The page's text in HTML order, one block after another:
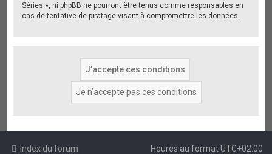
Séries », ni phpBB ne pourront être tenus comme responsables en
cas de tentative de piratage visant à compromettre les données.
Index du forum Heures au formatUTC+02:00